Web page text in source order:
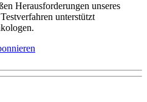
Herausforderungen unseres
unterstützt